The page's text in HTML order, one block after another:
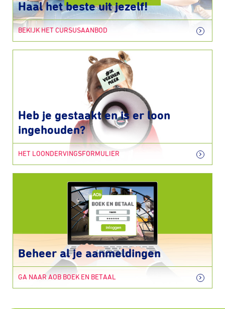
Haal het beste uit jezelf!
BEKIJK HET CURSUSAANBOD
Heb je gestaakt en is er loon
ingehouden?
HET LOONDERVINGSFORMULIER
Beheer al je aanmeldingen
GA NAAR AOB BOEK EN BETAAL